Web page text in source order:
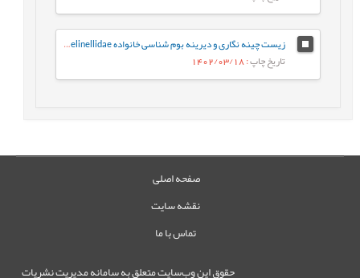
زیست چینه نگاری و دیرینه بوم شناسی خانواده Gavelinellidae در سازندهای سنگانه و آیتامیر در حوضه رسوبی کپه داغ
تاریخ چاپ: 1402/03/18
صفحه اصلی
نقشه سایت
تماس با ما
حقوق این وب‌سایت متعلق به سامانه مدیریت نشریات